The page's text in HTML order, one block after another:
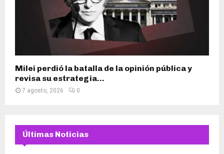
Milei perdió la batalla de la opinión pública y
revisa su estrategia...
7 agosto, 2026 0
Últimas Noticias